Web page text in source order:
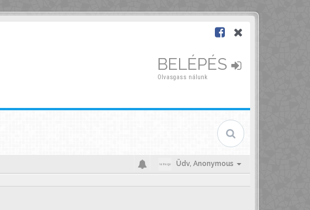
BELÉPÉS
Olvasgass nálunk
Üdv, Anonymous